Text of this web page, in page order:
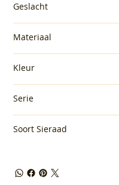
Geslacht
Materiaal
Kleur
Serie
Soort Sieraad